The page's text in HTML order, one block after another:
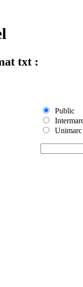
txt :
Public
Unimarc